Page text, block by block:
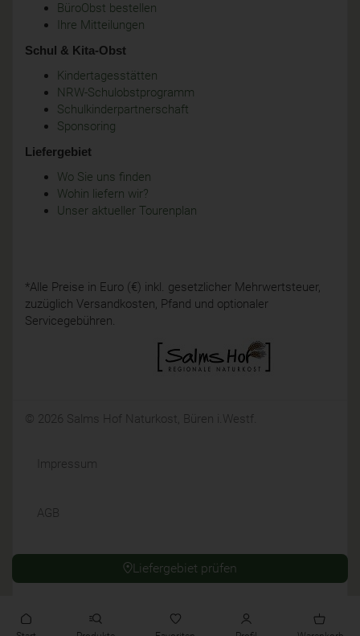
Liefergebiet prüfen
BüroObst bestellen
Ihre Mitteilungen
Schul & Kita-Obst
Kindertagesstätten
NRW-Schulobstprogramm
Schulkinderpartnerschaft
Sponsoring
Liefergebiet
Wo Sie uns finden
Wohin liefern wir?
Unser aktueller Tourenplan
*Alle Preise in Euro (€) inkl. gesetzlicher Mehrwertsteuer,
zuzüglich Versandkosten, Pfand und optionaler
Servicegebühren.
© 2026 Salms Hof Naturkost, Büren i.Westf.
Impressum
AGB
Widerrufsrecht